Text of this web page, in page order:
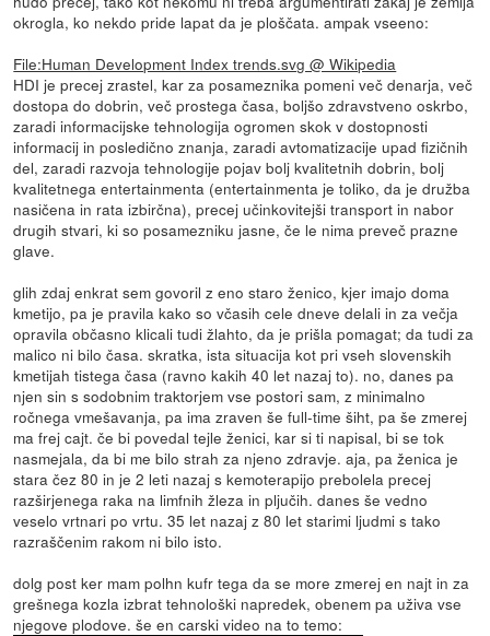
okrogla, ko nekdo pride lapat da je ploščata. ampak vseeno:
File:Human Development Index trends.svg @ Wikipedia
HDI je precej zrastel, kar za posameznika pomeni več denarja, več
dostopa do dobrin, več prostega časa, boljšo zdravstveno oskrbo,
zaradi informacijske tehnologija ogromen skok v dostopnosti
informacij in posledično znanja, zaradi avtomatizacije upad fizičnih
del, zaradi razvoja tehnologije pojav bolj kvalitetnih dobrin, bolj
kvalitetnega entertainmenta (entertainmenta je toliko, da je družba
nasičena in rata izbirčna), precej učinkovitejši transport in nabor
drugih stvari, ki so posamezniku jasne, če le nima preveč prazne
glave.
glih zdaj enkrat sem govoril z eno staro ženico, kjer imajo doma
kmetijo, pa je pravila kako so včasih cele dneve delali in za večja
opravila občasno klicali tudi žlahto, da je prišla pomagat; da tudi za
malico ni bilo časa. skratka, ista situacija kot pri vseh slovenskih
kmetijah tistega časa (ravno kakih 40 let nazaj to). no, danes pa
njen sin s sodobnim traktorjem vse postori sam, z minimalno
ročnega vmešavanja, pa ima zraven še full-time šiht, pa še zmerej
ma frej cajt. če bi povedal tejle ženici, kar si ti napisal, bi se tok
nasmejala, da bi me bilo strah za njeno zdravje. aja, pa ženica je
stara čez 80 in je 2 leti nazaj s kemoterapijo prebolela precej
razširjenega raka na limfnih žleza in pljučih. danes še vedno
veselo vrtnari po vrtu. 35 let nazaj z 80 let starimi ljudmi s tako
razraščenim rakom ni bilo isto.
dolg post ker mam polhn kufr tega da se more zmerej en najt in za
grešnega kozla izbrat tehnološki napredek, obenem pa uživa vse
njegove plodove. še en carski video na to temo: